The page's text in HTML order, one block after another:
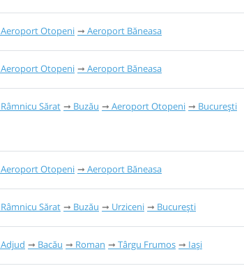
Aeroport Otopeni Aeroport Băneasa
Aeroport Otopeni Aeroport Băneasa
Râmnicu Sărat Buzău Aeroport Otopeni București
Aeroport Otopeni Aeroport Băneasa
Râmnicu Sărat Buzău Urziceni București
Adjud Bacău Roman Târgu Frumos Iași